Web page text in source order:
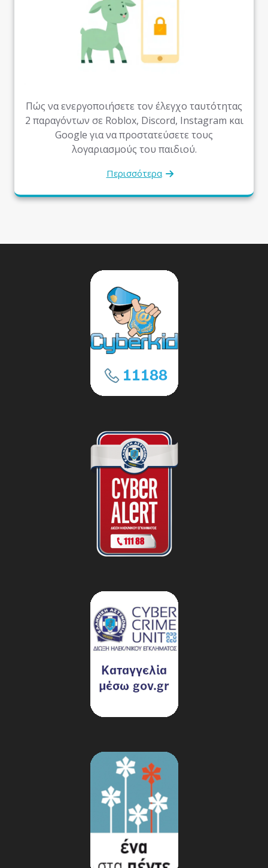
Πώς να ενεργοποιήσετε τον έλεγχο ταυτότητας
2 παραγόντων σε Roblox, Discord, Instagram και
Google για να προστατεύσετε τους
λογαριασμούς του παιδιού.
Περισσότερα